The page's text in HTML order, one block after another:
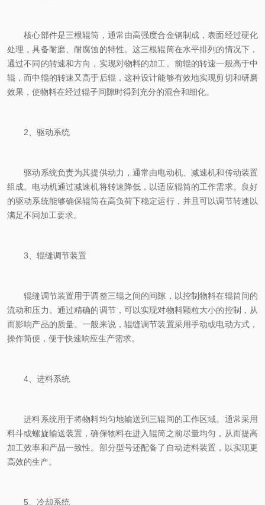
核心部件是三根辊筒，通常由高强度合金钢制成，表面经过硬化
处理，具备耐磨、耐腐蚀的特性。这三根辊筒在水平排列的情况下，
通过不同的转速和方向，实现对物料的加工。前辊的转速一般高于中
辊，而中辊的转速又高于后辊，这种设计能够有效地实现剪切和研磨
效果，使物料在经过辊子间隙时得到充分的混合和细化。
2、驱动系统
驱动系统负责为其提供动力，通常由电动机、减速机和传动装置
组成。电动机通过减速机将转速降低，以适应辊筒的工作需求。良好
的驱动系统能够确保辊筒在高负荷下稳定运行，并且可以调节转速以
满足不同加工要求。
3、辊缝调节装置
辊缝调节装置用于调整三辊之间的间隙，以控制物料在辊筒间的
流动和压力。通过精确的调节，可以实现对物料颗粒大小的控制，从
而影响产品的质量。一般来说，辊缝调节装置采用手动或电动方式，
操作简便，便于快速响应生产需求。
4、进料系统
进料系统用于将物料均匀地输送到三辊间的工作区域。通常采用
料斗或螺旋输送装置，确保物料在进入辊筒之前尽量均匀，从而提高
加工效率和产品一致性。部分型号还配备了自动进料装置，以实现更
高效的生产。
5、冷却系统